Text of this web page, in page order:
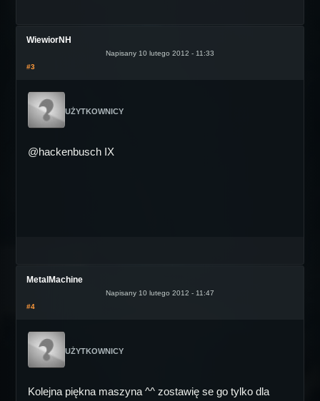
WiewiorNH
Napisany 10 lutego 2012 - 11:33
#3
UŻYTKOWNICY
@hackenbusch IX
MetalMachine
Napisany 10 lutego 2012 - 11:47
#4
UŻYTKOWNICY
Kolejna piękna maszyna ^^ zostawię se go tylko dla